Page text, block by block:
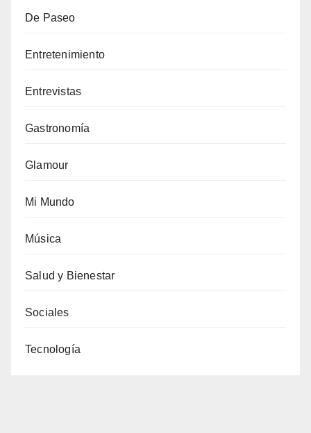
De Paseo
Entretenimiento
Entrevistas
Gastronomía
Glamour
Mi Mundo
Música
Salud y Bienestar
Sociales
Tecnología